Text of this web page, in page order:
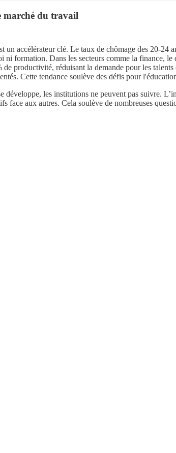
marché du travail
un accélérateur clé. Le taux de chômage des 20-
ni formation. Dans les secteurs comme la finance,
productivité, réduisant la demande pour les
Cette tendance soulève des défis pour
développe, les institutions ne peuvent pas suivre.
face aux autres. Cela soulève de nombreuses